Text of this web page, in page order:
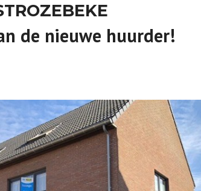
de nieuwe huurder!